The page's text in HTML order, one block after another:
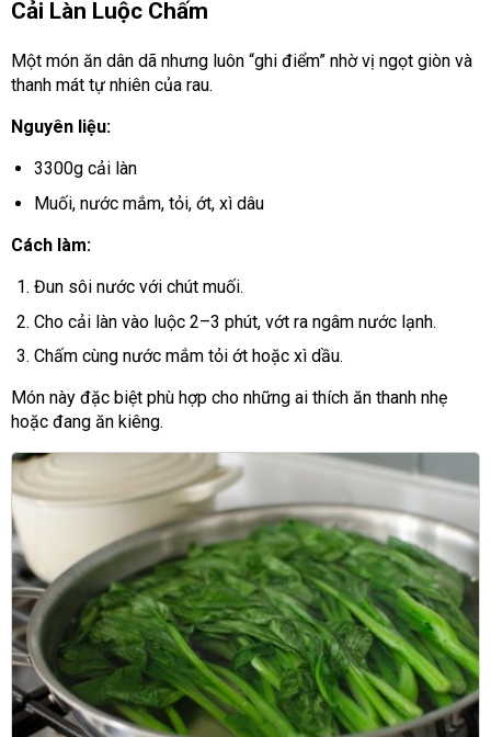
Cải Làn Luộc Chấm
Một món ăn dân dã nhưng luôn “ghi điểm” nhờ vị ngọt giòn và
thanh mát tự nhiên của rau.
Nguyên liệu:
3300g cải làn
Muối, nước mắm, tỏi, ớt, xì dâu
Cách làm:
Đun sôi nước với chút muối.
Cho cải làn vào luộc 2–3 phút, vớt ra ngâm nước lạnh.
Chấm cùng nước mắm tỏi ớt hoặc xì dầu.
Món này đặc biệt phù hợp cho những ai thích ăn thanh nhẹ
hoặc đang ăn kiêng.